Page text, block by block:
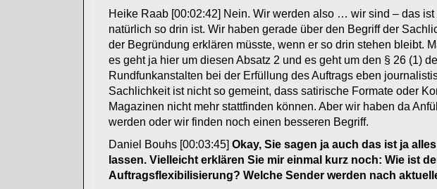
Heike Raab [00:02:42] Nein. Wir werden also … wir sind – das
natürlich so drin ist. Wir haben gerade über den Begriff der
der Begründung erklären müsste, wenn er so drin stehen bleibt.
es geht ja hier um diesen Absatz 2 und es geht um den § 26 (1)
Rundfunkanstalten bei der Erfüllung des Auftrags eben
Sachlichkeit ist nicht so gemeint, dass satirische Formate oder
Magazinen nicht mehr stattfinden können. Aber wir haben da
werden oder wir finden noch einen besseren Begriff.
Daniel Bouhs [00:03:45] Okay, Sie sagen ja auch das ist ja
lassen. Vielleicht erklären Sie mir einmal kurz noch: Wie ist
Auftragsflexibilisierung? Welche Sender werden nach